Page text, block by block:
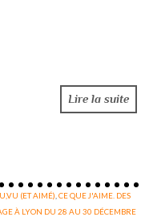
Lire la suite
(ET AIMÉ) ,CE QUE J'AIME. DES
À LYON DU 28 AU 30 DÉCEMBRE